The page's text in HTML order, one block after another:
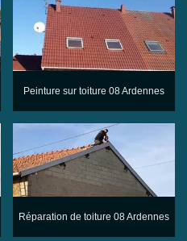
Peinture sur toiture 08 Ardennes
Réparation de toiture 08 Ardennes